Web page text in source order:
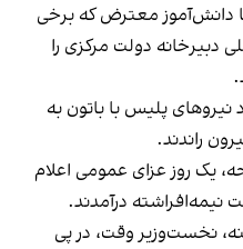
دانش‌آموز معترض که برخی
دبیرخانه دولت مرکزی را
نیروهای پلیس با باتون به
راندند.
یک روز عزای عمومی اعلام
نیمه‌افراشته درآمدند.
نخست‌وزیر وقت، در پی